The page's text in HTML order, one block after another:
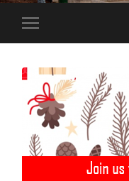
Toggle
mobile